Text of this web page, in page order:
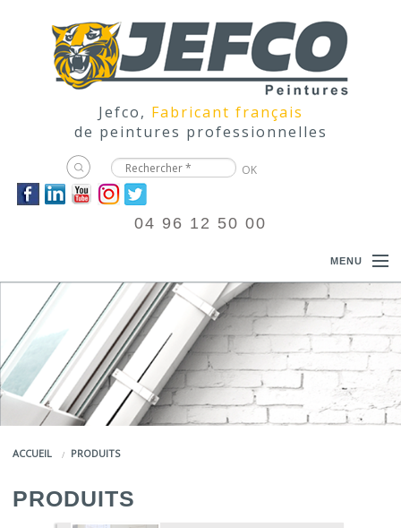
Jefco, Fabricant français
de peintures professionnelles
04 96 12 50 00
MENU
ACCUEIL
PRODUITS
DOCUMENTATIONS
COULEURS
LA MARQUE JEFCO®
ACCUEIL PRODUITS
PRODUITS